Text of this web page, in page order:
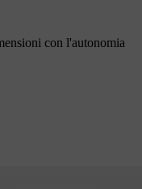
con l'autonomia